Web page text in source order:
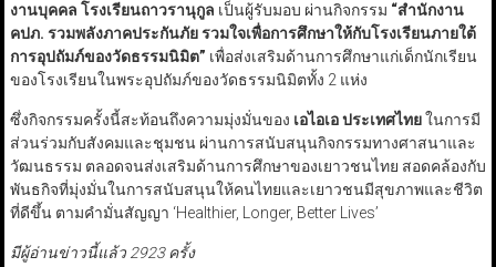
งานบุคคล โรงเรียนถาวรานุกูล เป็นผู้รับมอบ ผ่านกิจกรรม “สำนักงาน
คปภ. รวมพลังภาคประกันภัย รวมใจเพื่อการศึกษาให้กับโรงเรียนภายใต้
การอุปถัมภ์ของวัดธรรมนิมิต” เพื่อส่งเสริมด้านการศึกษาแก่เด็กนักเรียน
ของโรงเรียนในพระอุปถัมภ์ของวัดธรรมนิมิตทั้ง 2 แห่ง
ซึ่งกิจกรรมครั้งนี้สะท้อนถึงความมุ่งมั่นของ เอไอเอ ประเทศไทยในการมี
ส่วนร่วมกับสังคมและชุมชน ผ่านการสนับสนุนกิจกรรมทางศาสนาและ
วัฒนธรรม ตลอดจนส่งเสริมด้านการศึกษาของเยาวชนไทย สอดคล้องกับ
พันธกิจที่มุ่งมั่นในการสนับสนุนให้คนไทยและเยาวชนมีสุขภาพและชีวิต
ที่ดีขึ้น ตามคำมั่นสัญญา ‘Healthier, Longer, Better Lives’
มีผู้อ่านข่าวนี้แล้ว 2923 ครั้ง